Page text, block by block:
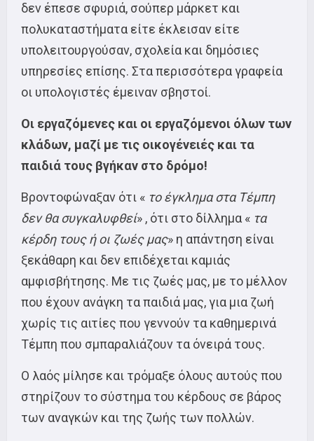
δεν έπεσε σφυριά, σούπερ μάρκετ και
πολυκαταστήματα είτε έκλεισαν είτε
υπολειτουργούσαν, σχολεία και δημόσιες
υπηρεσίες επίσης. Στα περισσότερα γραφεία
οι υπολογιστές έμειναν σβηστοί.
Οι εργαζόμενες και οι εργαζόμενοι όλων των
κλάδων, μαζί με τις οικογένειές και τα
παιδιά τους βγήκαν στο δρόμο!
Βροντοφώναξαν ότι « το έγκλημα στα Τέμπη
δεν θα συγκαλυφθεί» , ότι στο δίλλημα « τα
κέρδη τους ή οι ζωές μας» η απάντηση είναι
ξεκάθαρη και δεν επιδέχεται καμιάς
αμφισβήτησης. Με τις ζωές μας, με το μέλλον
που έχουν ανάγκη τα παιδιά μας, για μια ζωή
χωρίς τις αιτίες που γεννούν τα καθημερινά
Τέμπη που σμπαραλιάζουν τα όνειρά τους.
Ο λαός μίλησε και τρόμαξε όλους αυτούς που
στηρίζουν το σύστημα του κέρδους σε βάρος
των αναγκών και της ζωής των πολλών.